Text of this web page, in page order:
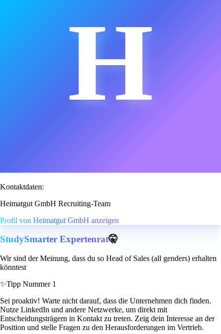
H
Kontaktdaten:
Heimatgut GmbH Recruiting-Team
Profil von Heimatgut GmbH anzeigen
StudySmarter Expertenrat🤫
Wir sind der Meinung, dass du so Head of Sales (all genders) erhalten
könntest
✨Tipp Nummer 1
Sei proaktiv! Warte nicht darauf, dass die Unternehmen dich finden.
Nutze LinkedIn und andere Netzwerke, um direkt mit
Entscheidungsträgern in Kontakt zu treten. Zeig dein Interesse an der
Position und stelle Fragen zu den Herausforderungen im Vertrieb.